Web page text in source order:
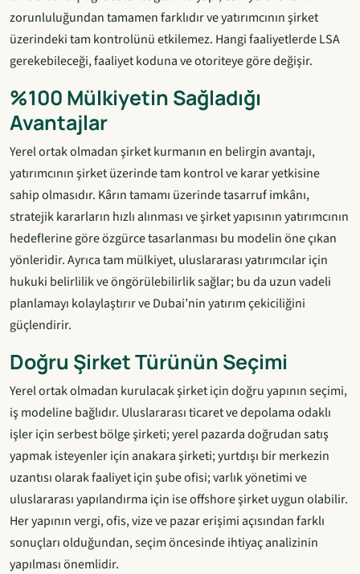
zorunluluğundan tamamen farklıdır ve yatırımcının şirket
üzerindeki tam kontrolünü etkilemez. Hangi faaliyetlerde LSA
gerekebileceği, faaliyet koduna ve otoriteye göre değişir.
%100 Mülkiyetin Sağladığı
Avantajlar
Yerel ortak olmadan şirket kurmanın en belirgin avantajı,
yatırımcının şirket üzerinde tam kontrol ve karar yetkisine
sahip olmasıdır. Kârın tamamı üzerinde tasarruf imkânı,
stratejik kararların hızlı alınması ve şirket yapısının yatırımcının
hedeflerine göre özgürce tasarlanması bu modelin öne çıkan
yönleridir. Ayrıca tam mülkiyet, uluslararası yatırımcılar için
hukuki belirlilik ve öngörülebilirlik sağlar; bu da uzun vadeli
planlamayı kolaylaştırır ve Dubai’nin yatırım çekiciliğini
güçlendirir.
Doğru Şirket Türünün Seçimi
Yerel ortak olmadan kurulacak şirket için doğru yapının seçimi,
iş modeline bağlıdır. Uluslararası ticaret ve depolama odaklı
işler için serbest bölge şirketi; yerel pazarda doğrudan satış
yapmak isteyenler için anakara şirketi; yurtdışı bir merkezin
uzantısı olarak faaliyet için şube ofisi; varlık yönetimi ve
uluslararası yapılandırma için ise offshore şirket uygun olabilir.
Her yapının vergi, ofis, vize ve pazar erişimi açısından farklı
sonuçları olduğundan, seçim öncesinde ihtiyaç analizinin
yapılması önemlidir.